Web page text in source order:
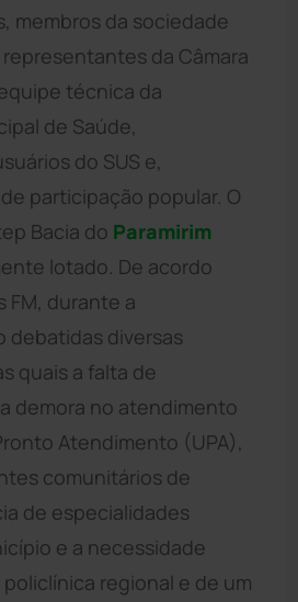
membros da sociedade
da Câmara
técnica da
de Saúde,
do SUS e,
participação popular. O
Bacia do Paramirim
lotado. De acordo
FM, durante a
debatidas diversas
quais a falta de
demora no atendimento
Atendimento (UPA),
comunitários de
de especialidades
e a necessidade
regional e de um